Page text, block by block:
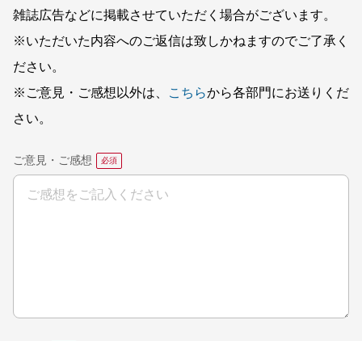
雑誌広告などに掲載させていただく場合がございます。
※いただいた内容へのご返信は致しかねますのでご了承く
ださい。
※ご意見・ご感想以外は、
こちらから各部門にお送りくだ
さい。
ご意見・ご感想